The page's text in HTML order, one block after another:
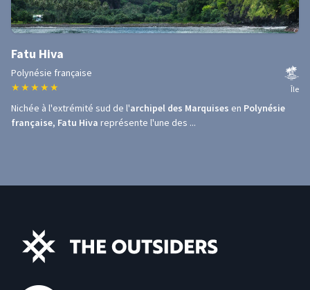
Fatu Hiva
Polynésie française
★ ★ ★ ★ ★ Île
Nichée à l'extrémité sud de l'archipel des Marquises en Polynésie
française, Fatu Hiva représente l'une des ...